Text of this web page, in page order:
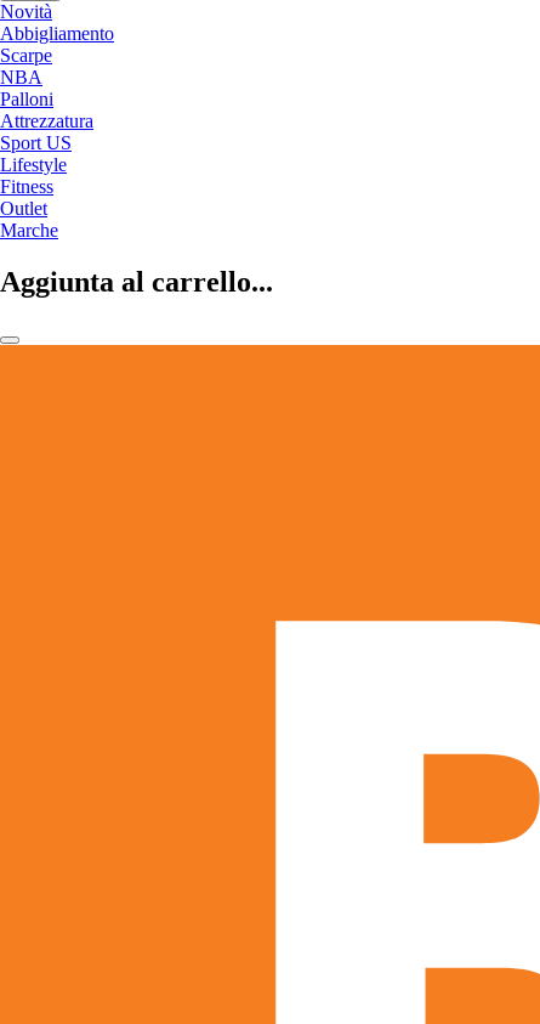
Novità
Abbigliamento
Scarpe
NBA
Palloni
Attrezzatura
Sport US
Lifestyle
Fitness
Outlet
Marche
Aggiunta al carrello...